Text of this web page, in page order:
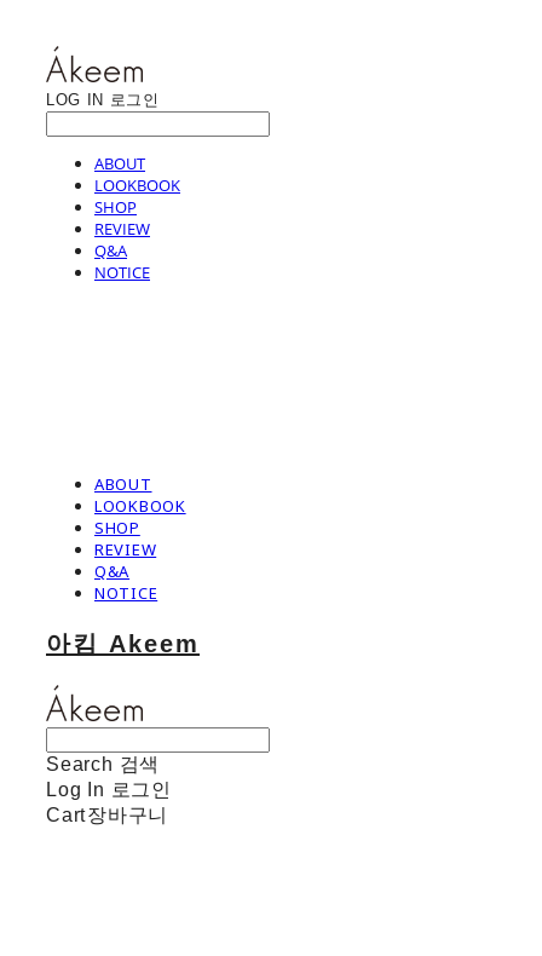
LOG IN 로그인
ABOUT
LOOKBOOK
SHOP
REVIEW
Q&A
NOTICE
ABOUT
LOOKBOOK
SHOP
REVIEW
Q&A
NOTICE
아킴 Akeem
Search 검색
Log In 로그인
Cart장바구니